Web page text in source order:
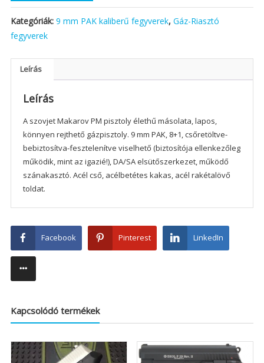
Kategóriák: 9 mm PAK kaliberű fegyverek, Gáz-Riasztó
fegyverek
Leírás
Leírás
A szovjet Makarov PM pisztoly élethű másolata, lapos,
könnyen rejthető gázpisztoly. 9 mm PAK, 8+1, csőretöltve-
bebiztosítva-fesztelenítve viselhető (biztosítója ellenkezőleg
működik, mint az igazié!), DA/SA elsütőszerkezet, működő
szánakasztó. Acél cső, acélbetétes kakas, acél rakétalövő
toldat.
Facebook Pinterest LinkedIn
Kapcsolódó termékek